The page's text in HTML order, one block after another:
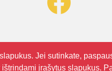
Jei sutinkate,
įrašytus slapukus.